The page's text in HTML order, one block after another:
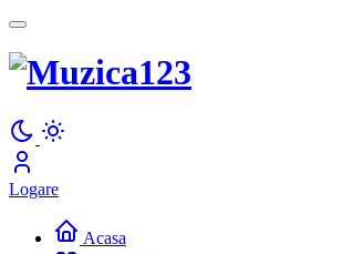
Logare
Acasa